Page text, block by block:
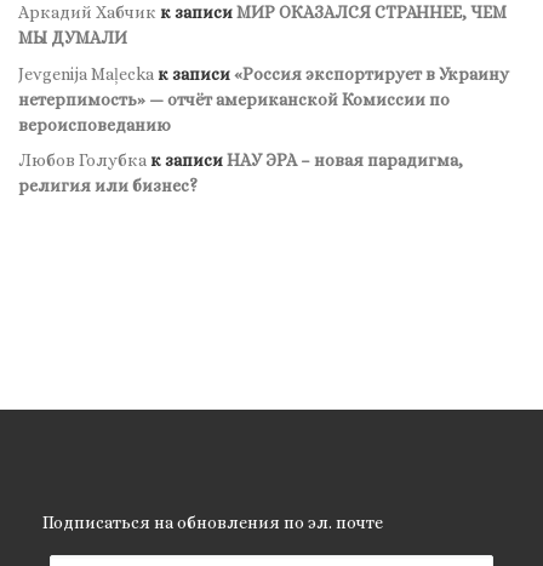
Аркадий Хабчик к записиМИР ОКАЗАЛСЯ СТРАННЕЕ, ЧЕМ
МЫ ДУМАЛИ
Jevgenija Maļecka к записи«Россия экспортирует в Украину
нетерпимость» — отчёт американской Комиссии по
вероисповеданию
Любов Голубкак записиНАУ ЭРА – новая парадигма,
религия или бизнес?
Подписаться на обновления по эл. почте